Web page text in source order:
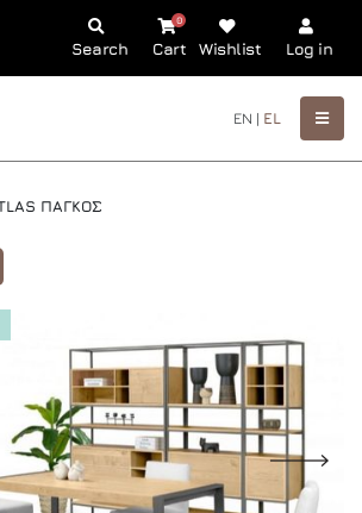
Search Cart
0
Wishlist Log in
EN | EL
ΠΑΓΚΟΣ